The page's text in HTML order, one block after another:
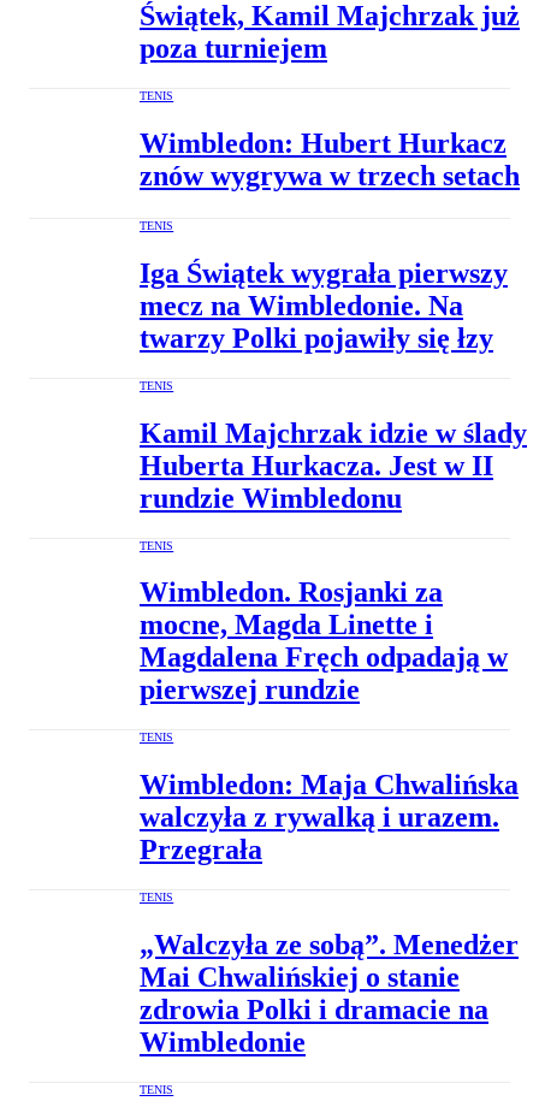
Świątek, Kamil Majchrzak już
poza turniejem
TENIS
Wimbledon: Hubert Hurkacz
znów wygrywa w trzech setach
TENIS
Iga Świątek wygrała pierwszy
mecz na Wimbledonie. Na
twarzy Polki pojawiły się łzy
TENIS
Kamil Majchrzak idzie w ślady
Huberta Hurkacza. Jest w II
rundzie Wimbledonu
TENIS
Wimbledon. Rosjanki za
mocne, Magda Linette i
Magdalena Fręch odpadają w
pierwszej rundzie
TENIS
Wimbledon: Maja Chwalińska
walczyła z rywalką i urazem.
Przegrała
TENIS
„Walczyła ze sobą”. Menedżer
Mai Chwalińskiej o stanie
zdrowia Polki i dramacie na
Wimbledonie
TENIS